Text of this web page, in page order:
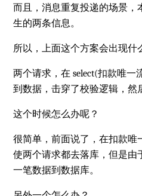
而且，消息重复投递的场景，
生的两条信息。
所以，上面这个方案会出现什
两个请求，在 select(扣款唯一
到数据，击穿了校验逻辑，然
这个时候怎么办呢？
很简单，前面说了，在扣款唯
使两个请求都去落库，但是由
一笔数据到数据库。